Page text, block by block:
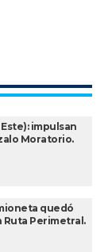
impulsan
Moratorio.
quedó
Perimetral.